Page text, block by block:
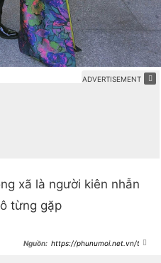
xã là người kiên nhẫn
từng gặp
https://phunumoi.net.vn/tha